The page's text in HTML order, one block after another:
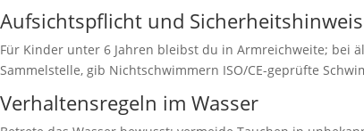
Aufsichtspflicht und
Für Kinder unter 6 Jahren bleibst du in Armreichweite; bei
Sammelstelle, gib Nichtschwimmern ISO/CE-geprüfte
Verhaltensregeln im Wasser